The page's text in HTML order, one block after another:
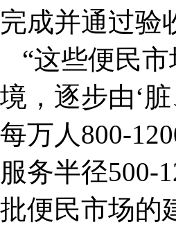
完成并通过验
“这些便民
境，逐步由‘
每万人800-
服务半径500-
批便民市场的